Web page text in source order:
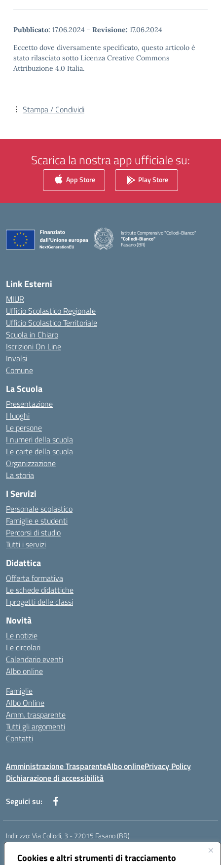
Cookies e altri strumenti di tracciamento
Pubblicato: 17.06.2024 - Revisione: 17.06.2024
Eccetto dove diversamente specificato, questo articolo è
stato rilasciato sotto Licenza Creative Commons
Attribuzione 4.0 Italia.
Stampa / Condividi
Scarica la nostra app ufficiale su:
App Store Play Store
Istituto Comprensivo "Collodi-Bianco"
"Collodi-Bianco"
Fasano (BR)
Link Esterni
MIUR
Ufficio Scolastico Regionale
Ufficio Scolastico Territoriale
Scuola in Chiaro
Iscrizioni On Line
Invalsi
Comune
La Scuola
Presentazione
I luoghi
Le persone
I numeri della scuola
Le carte della scuola
Organizzazione
La storia
I Servizi
Personale scolastico
Famiglie e studenti
Percorsi di studio
Tutti i servizi
Didattica
Offerta formativa
Le schede didattiche
I progetti delle classi
Novità
Le notizie
Le circolari
Calendario eventi
Albo online
Famiglie
Albo Online
Amm. trasparente
Tutti gli argomenti
Contatti
Amministrazione TrasparenteAlbo onlinePrivacy Policy
Dichiarazione di accessibilità
Seguici su:
Indirizzo:Via Collodi, 3 - 72015 Fasano (BR)
Centralino:
Posta elettronica certificata (PEC):bric839004@pec.istruzione.it